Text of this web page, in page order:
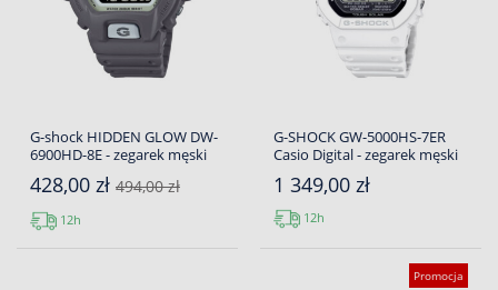
G-shock HIDDEN GLOW DW-
6900HD-8E - zegarek męski
428,00 zł 494,00 zł
12h
G-SHOCK GW-5000HS-7ER
Casio Digital - zegarek męski
1 349,00 zł
12h
Promocja